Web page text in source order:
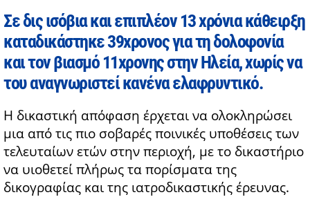
Σε δις ισόβια και επιπλέον 13 χρόνια κάθειρξη
καταδικάστηκε 39χρονος για τη δολοφονία
και τον βιασμό 11χρονης στην Ηλεία, χωρίς να
του αναγνωριστεί κανένα ελαφρυντικό.
Η δικαστική απόφαση έρχεται να ολοκληρώσει
μια από τις πιο σοβαρές ποινικές υποθέσεις των
τελευταίων ετών στην περιοχή, με το δικαστήριο
να υιοθετεί πλήρως τα πορίσματα της
δικογραφίας και της ιατροδικαστικής έρευνας.